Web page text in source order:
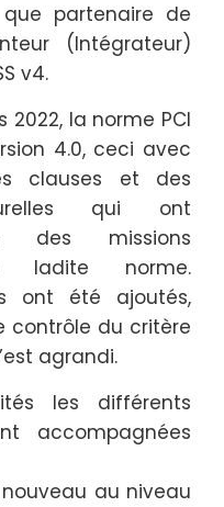
partenaire de
(Intégrateur)
v4.
2022, la norme PCI
4.0, ceci avec
clauses et des
qui ont
des missions
ladite norme.
ont été ajoutés,
contrôle du critère
agrandi.
les différents
accompagnées
au niveau